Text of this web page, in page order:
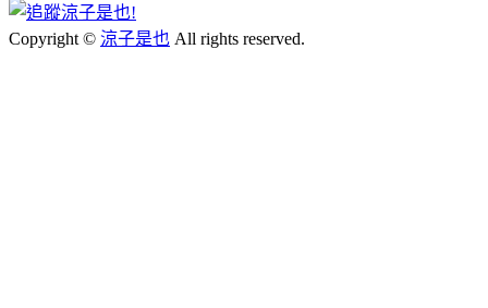
Copyright © 涼子是也 All rights reserved.